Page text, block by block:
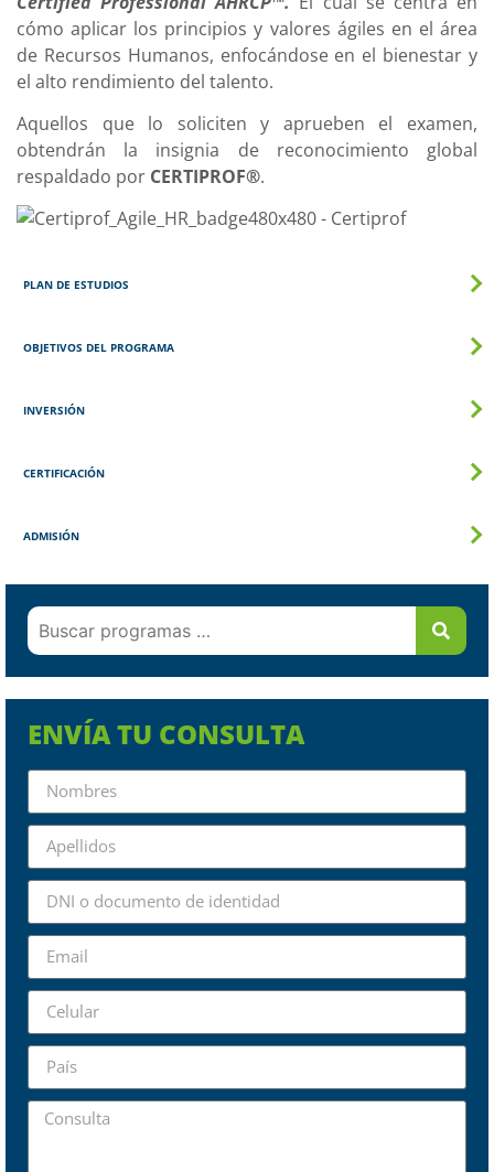
cómo aplicar los principios y valores ágiles en el área
de Recursos Humanos, enfocándose en el bienestar y
el alto rendimiento del talento.
Aquellos que lo soliciten y aprueben el examen,
obtendrán la insignia de reconocimiento global
respaldado por CERTIPROF®.
PLAN DE ESTUDIOS
OBJETIVOS DEL PROGRAMA
INVERSIÓN
CERTIFICACIÓN
ADMISIÓN
ENVÍA TU CONSULTA